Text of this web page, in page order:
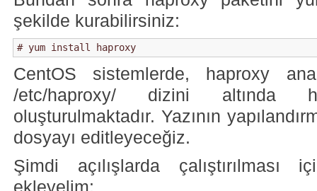
şekilde kurabilirsiniz:
# yum install haproxy
CentOS sistemlerde, haproxy ana
/etc/haproxy/ dizini altında
oluşturulmaktadır. Yazının
dosyayı editleyeceğiz.
Şimdi açılışlarda çalıştırılması
ekleyelim: